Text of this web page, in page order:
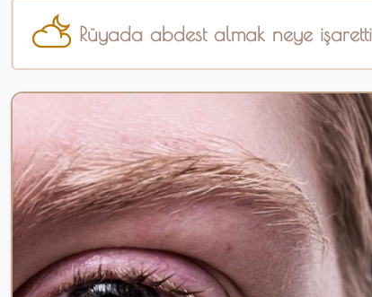
Rüyada abdest almak neye